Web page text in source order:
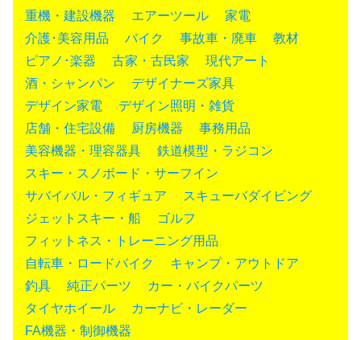
重機・建設機器 エアーツール
家電
介護･美容用品
バイク 事故車・廃車
教材
ピアノ･楽器
古家・古民家
現代アート
酒・シャンパン
デザイナーズ家具
デザイン家電
デザイン照明・雑貨
店舗・住宅設備
厨房機器
事務用品
美容機器・理容器具
鉄道模型・ラジコン
スキー・スノボード・サーフイン
サバイバル・フィギュア
スキューバダイビング
ジェットスキー・船
ゴルフ
フィットネス・トレーニング用品
自転車・ロードバイク
キャンプ・アウトドア
釣具
純正パーツ
カー・バイクパーツ
タイヤホイール
カーナビ・レーダー
FA機器・制御機器